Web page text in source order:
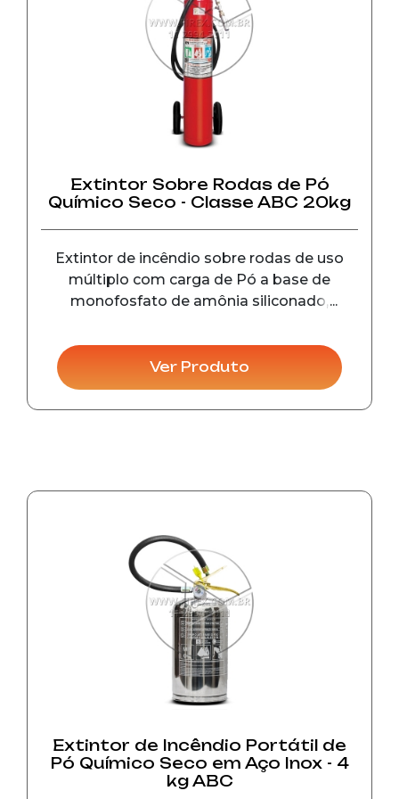
Extintor Sobre Rodas de Pó
Químico Seco - Classe ABC 20kg
Extintor de incêndio sobre rodas de uso
múltiplo com carga de Pó a base de
monofosfato de amônia siliconado,
classes ABC.
Ver Produto
Extintor de Incêndio Portátil de
Pó Químico Seco em Aço Inox - 4
kg ABC